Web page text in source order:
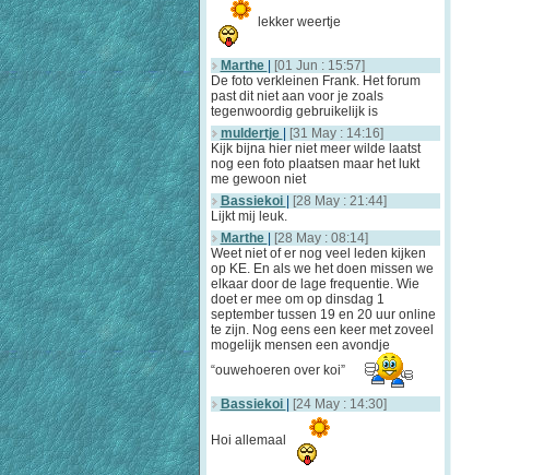
lekker weertje
Marthe
[01 Jun : 15:57]
De foto verkleinen Frank. Het forum
past dit niet aan voor je zoals
tegenwoordig gebruikelijk is
muldertje
[31 May : 14:16]
Kijk bijna hier niet meer wilde laatst
nog een foto plaatsen maar het lukt
me gewoon niet
Bassiekoi
[28 May : 21:44]
Lijkt mij leuk.
Marthe
[28 May : 08:14]
Weet niet of er nog veel leden kijken
op KE. En als we het doen missen we
elkaar door de lage frequentie. Wie
doet er mee om op dinsdag 1
september tussen 19 en 20 uur online
te zijn. Nog eens een keer met zoveel
mogelijk mensen een avondje
“ouwehoeren over koi”
Bassiekoi [24 May : 14:30]
Hoi allemaal